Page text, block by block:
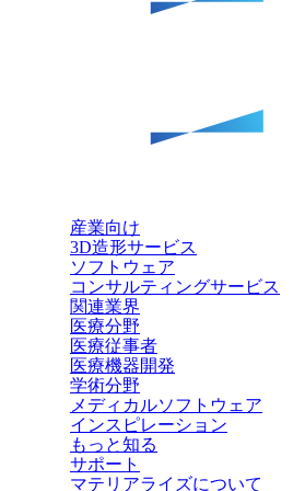
産業向け
3D造形サービス
ソフトウェア
コンサルティングサービス
関連業界
医療分野
医療従事者
医療機器開発
学術分野
メディカルソフトウェア
インスピレーション
もっと知る
サポート
マテリアライズについて